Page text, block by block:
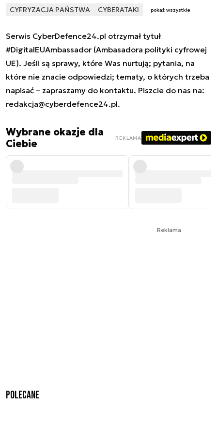
CYFRYZACJA PAŃSTWA CYBERATAKI pokaż wszystkie
Serwis CyberDefence24.pl otrzymał tytuł
#DigitalEUAmbassador (Ambasadora polityki cyfrowej
UE). Jeśli są sprawy, które Was nurtują; pytania, na
które nie znacie odpowiedzi; tematy, o których trzeba
napisać – zapraszamy do kontaktu. Piszcie do nas na:
redakcja@cyberdefence24.pl.
Wybrane okazje dla
Ciebie
REKLAMA
Reklama
Polecane